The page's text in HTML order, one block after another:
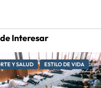
Interesar
Y SALUD ESTILO DE VIDA